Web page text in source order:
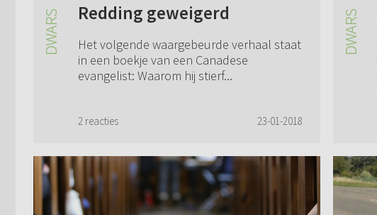
Redding geweigerd
Het volgende waargebeurde verhaal staat
in een boekje van een Canadese
evangelist: Waarom hij stierf...
2 reacties 23-01-2018